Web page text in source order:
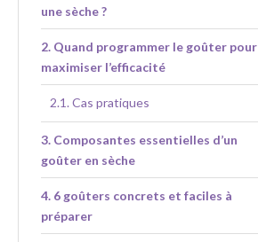
une sèche ?
Quand programmer le goûter pour
maximiser l’efficacité
Cas pratiques
Composantes essentielles d’un
goûter en sèche
6 goûters concrets et faciles à
préparer